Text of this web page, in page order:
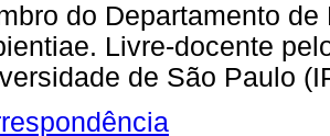
do Departamento
Livre-docente
de São Paulo